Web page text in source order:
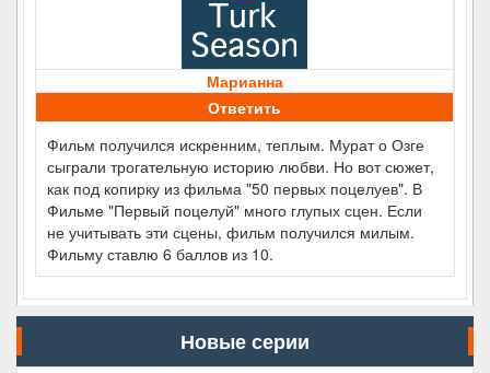
Марианна
Ответить
Фильм получился искренним, теплым. Мурат о Озге
сыграли трогательную историю любви. Но вот сюжет,
как под копирку из фильма "50 первых поцелуев". В
Фильме "Первый поцелуй" много глупых сцен. Если
не учитывать эти сцены, фильм получился милым.
Фильму ставлю 6 баллов из 10.
Новые серии